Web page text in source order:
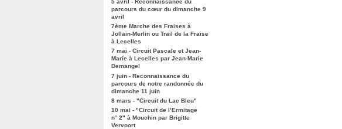
5 avril - Reconnaissance du
parcours du cœur du dimanche 9
avril
7ème Marche des Fraises à
Jollain-Merlin ou Trail de la Fraise
à Lecelles
7 mai - Circuit Pascale et Jean-
Marie à Lecelles par Jean-Marie
Demangel
7 juin - Reconnaissance du
parcours de notre randonnée du
dimanche 11 juin
8 mars - "Circuit du Lac Bleu"
10 mai - "Circuit de l’Ermitage
n° 2" à Mouchin par Brigitte
Vervoort